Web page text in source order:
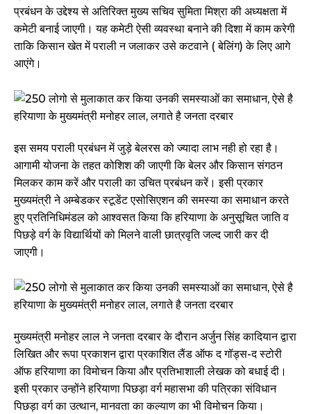
प्रबंधन के उद्देश्य से अतिरिक्त मुख्य सचिव सुमिता मिश्रा की अध्यक्षता में
कमेटी बनाई जाएगी। यह कमेटी ऐसी व्यवस्था बनाने की दिशा में काम करेगी
ताकि किसान खेत में पराली न जलाकर उसे कटवाने ( बेलिंग) के लिए आगे
आएंगे।
इस समय पराली प्रबंधन में जुड़े बेलरस को ज्यादा लाभ नही हो रहा है।
आगामी योजना के तहत कोशिश की जाएगी कि बेलर और किसान संगठन
मिलकर काम करें और पराली का उचित प्रबंधन करें। इसी प्रकार
मुख्यमंत्री ने अम्बेडकर स्टूडेंट एसोसिएशन की समस्या का समाधान करते
हुए प्रतिनिधिमंडल को आश्वसत किया कि हरियाणा के अनुसूचित जाति व
पिछड़े वर्ग के विद्यार्थियों को मिलने वाली छात्रवृति जल्द जारी कर दी
जाएगी।
मुख्यमंत्री मनोहर लाल ने जनता दरबार के दौरान अर्जुन सिंह कादियान द्वारा
लिखित और रूपा प्रकाशन द्वारा प्रकाशित लैंड ऑफ द गॉड्स-द स्टोरी
ऑफ हरियाणा का विमोचन किया और प्रतिभाशाली लेखक को बधाई दी।
इसी प्रकार उन्होंने हरियाणा पिछड़ा वर्ग महासभा की पत्रिका संविधान
पिछड़ा वर्ग का उत्थान, मानवता का कल्याण का भी विमोचन किया।